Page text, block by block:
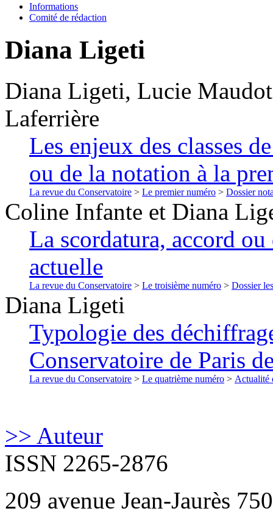
Informations
Comité de rédaction
Diana Ligeti
Diana Ligeti, Lucie
Laferrière
Les enjeux des classes
ou de la notation à la
La revue du Conservatoire > Le premier numéro > Dossier
Coline Infante et Diana
La scordatura, accord
actuelle
La revue du Conservatoire > Le troisième numéro > Dossier
Diana Ligeti
Typologie des
Conservatoire de Paris
La revue du Conservatoire > Le quatrième numéro > Actualité
>> Auteur
ISSN 2265-2876
209 avenue Jean-Jaurès